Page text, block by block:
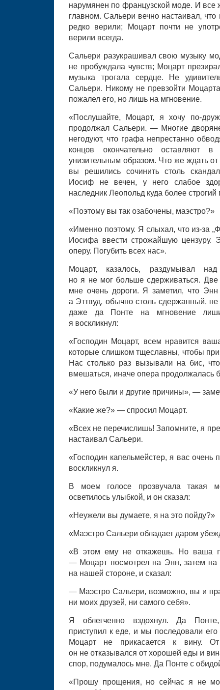
нарумянен по французской моде. И все
главном. Сальери вечно настаивал,
редко верили; Моцарт почти не
верили всегда.
Сальери разукрашивал свою музыку
не пробуждала чувств; Моцарт
музыка трогала сердце. Не
Сальери. Никому не превзойти
пожалел его, но лишь на мгновение.
«Послушайте, Моцарт, я хочу по-
продолжал Сальери. — Многие
негодуют, что графа непрестанно
концов окончательно оставляют
унизительным образом. Что же ждать
вы решились сочинить столь
Иосиф не вечен, у него слабое
наследник Леопольд куда более строгий
«Поэтому вы так озабочены, маэстро?»
«Именно поэтому. Я слыхал, что из-за
Иосифа ввести строжайшую цензуру.
оперу. Погубить всех нас».
Моцарт, казалось, раздумывал
но я не мог больше сдерживаться.
мне очень дороги. Я заметил, что Энн
а Эттвуд, обычно столь сдержанный, не
даже да Понте на мгновение
я воскликнул:
«Господин Моцарт, всем нравится
которые слишком тщеславны, чтобы
Нас столько раз вызывали на бис,
вмешаться, иначе опера продолжалась
«У него были и другие причины», —
«Какие же?» — спросил Моцарт.
«Всех не перечислишь! Запомните, я
настаивал Сальери.
«Господин капельмейстер, я вас
воскликнул я.
В моем голосе прозвучала такая
осветилось улыбкой, и он сказал:
«Неужели вы думаете, я на это пойду?»
«Маэстро Сальери обладает даром
«В этом ему не откажешь. Но ваша
— Моцарт посмотрел на Энн, затем на
на нашей стороне, и сказал:
— Маэстро Сальери, возможно, вы и
ни моих друзей, ни самого себя».
Я облегченно вздохнул. Да Понте,
приступил к еде, и мы последовали
Моцарт не прикасается к вину.
он не отказывался от хорошей еды и
спор, подумалось мне. Да Понте с
«Прошу прощения, но сейчас я не